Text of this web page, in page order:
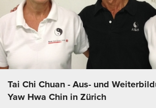
Tai Chi Chuan - Aus- und
Yaw Hwa Chin in Zürich